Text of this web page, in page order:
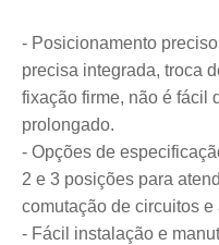
- Posicionamento
precisa integrada, troca
fixação firme, não é fácil
prolongado.
- Opções de
2 e 3 posições para
comutação de circuitos
- Fácil instalação e